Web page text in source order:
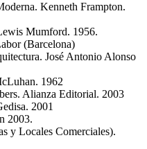
Kenneth Frampton.
Mumford. 1956.
(Barcelona)
José Antonio Alonso
1962
Alianza Editorial. 2003
2001
2003.
y Locales Comerciales).